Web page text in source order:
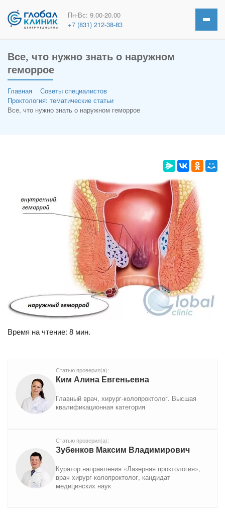
Пн-Вс: 9.00-20.00
+7 (831) 212-38-83
Все, что нужно знать о наружном
геморрое
Главная
Советы специалистов
Проктология: тематические статьи
Все, что нужно знать о наружном геморрое
Время на чтение: 8 мин.
Статью проверил(а):
Ким Алина Евгеньевна
Главный врач, хирург-колопроктолог. Высшая
квалификационная категория
Статью проверил(а):
Зубенков Максим Владимирович
Куратор направления «Лазерная проктология»,
врач хирург-колопроктолог, кандидат
медицинских наук